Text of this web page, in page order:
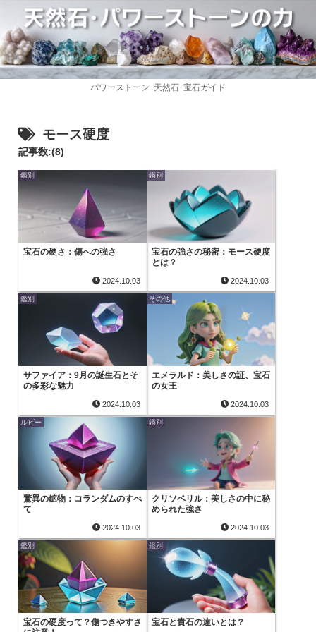
パワーストーン･天然石･宝石ガイド
モース硬度
記事数:(8)
鑑別
宝石の硬さ：傷への強さ
2024.10.03
鑑別
宝石の強さの秘密：モース硬度
とは？
2024.10.03
鑑別
サファイア：9月の誕生石とそ
の多彩な魅力
2024.10.03
その他
エメラルド：美しさの証、宝石
の女王
2024.10.03
ルビー
驚異の鉱物：コランダムのすべ
て
2024.10.03
鑑別
クリソベリル：美しさの中に秘
められた強さ
2024.10.03
鑑別
宝石の硬度って？傷つきやすさ
鑑別
宝石と貴石の違いとは？